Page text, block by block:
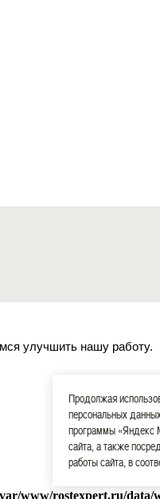
улучшить нашу работу.
www/rostexpert.ru/data/
Продолжая
персональных
программы «Яндекс
сайта, а также
работы сайта, в